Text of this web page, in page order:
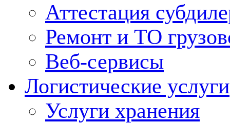
Аттестация
Ремонт и ТО
Веб-сервисы
Логистические услуги
Услуги хранения